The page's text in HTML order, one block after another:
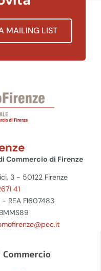
MAILING LIST
Commercio di Firenze
3 - 50122 Firenze
41
- REA FI607483